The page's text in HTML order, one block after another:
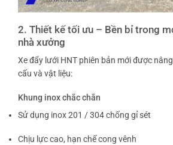
2. Thiết kế tối ưu – Bền bỉ trong
nhà xưởng
Xe đẩy lưới HNT phiên bản mới được
cấu và vật liệu:
Khung inox chắc chắn
Sử dụng inox 201 / 304 chống gỉ sét
Chịu lực cao, hạn chế cong vênh